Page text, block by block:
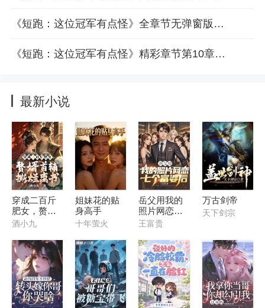
《短跑：这位冠军有点怪》全章节无弹窗版免费阅读
《短跑：这位冠军有点怪》精彩章节第10章邀您共赏
最新小说
穿成二百斤
肥女，赘婿
首辅撕烂离
酒小九
姐妹花的贴
身高手
十年萤火
岳父用我的
照片网恋七
个富婆后
王富贵
万古剑帝
天下剑宗